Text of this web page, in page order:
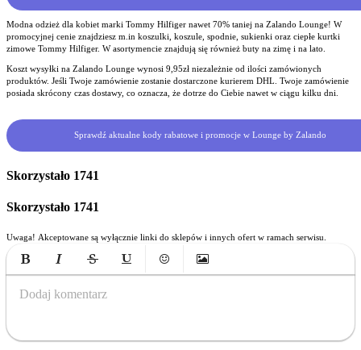
Modna odzież dla kobiet marki Tommy Hilfiger nawet 70% taniej na Zalando Lounge! W
promocyjnej cenie znajdziesz m.in koszulki, koszule, spodnie, sukienki oraz ciepłe kurtki
zimowe Tommy Hilfiger. W asortymencie znajdują się również buty na zimę i na lato.
Koszt wysyłki na Zalando Lounge wynosi 9,95zł niezależnie od ilości zamówionych
produktów. Jeśli Twoje zamówienie zostanie dostarczone kurierem DHL. Twoje zamówienie
posiada skrócony czas dostawy, co oznacza, że dotrze do Ciebie nawet w ciągu kilku dni.
Sprawdź aktualne kody rabatowe i promocje w Lounge by Zalando
Skorzystało 1741
Skorzystało 1741
Uwaga! Akceptowane są wyłącznie linki do sklepów i innych ofert w ramach serwisu.
Bold Italic Strikethrough
UnderlineEmoticonsInsert Image
Dodaj komentarz